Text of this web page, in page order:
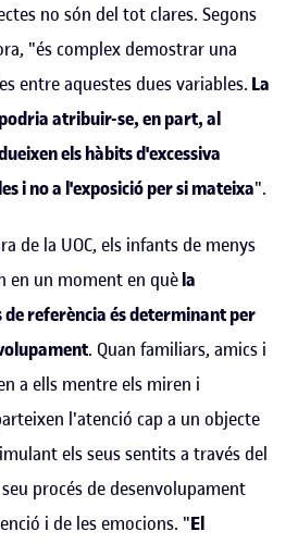
no són del tot clares. Segons
"és complex demostrar una
entre aquestes dues variables. La
atribuir-se, en part, al
els hàbits d'excessiva
i no a l'exposició per si mateixa".
de la UOC, els infants de menys
en un moment en quèla
referència és determinant per
. Quan familiars, amics i
a ells mentre els miren i
l'atenció cap a un objecte
els seus sentits a través del
procés de desenvolupament
i de les emocions. "El